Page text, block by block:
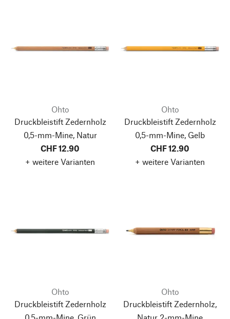
Ohto
Druckbleistift Zedernholz
0,5-mm-Mine, Natur
CHF 12.90
+ weitere Varianten
Ohto
Druckbleistift Zedernholz
0,5-mm-Mine, Gelb
CHF 12.90
+ weitere Varianten
Ohto
Druckbleistift Zedernholz
Ohto
Druckbleistift Zedernholz,